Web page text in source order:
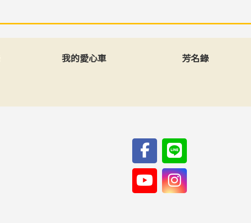
我的愛心車 芳名錄